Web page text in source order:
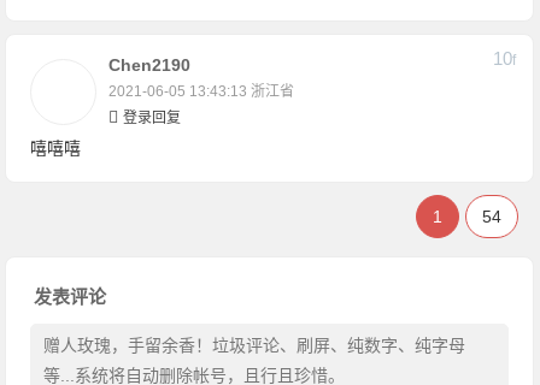
Chen2190
2021-06-05 13:43:13 浙江省
10F
登录回复
嘻嘻嘻
1 54
发表评论